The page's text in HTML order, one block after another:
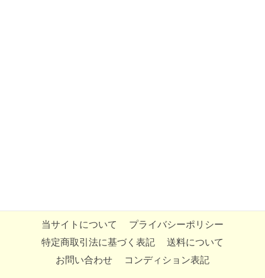
当サイトについて
プライバシーポリシー
特定商取引法に基づく表記
送料について
お問い合わせ
コンディション表記